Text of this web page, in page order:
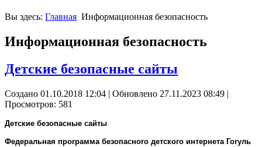
Вы здесь: Главная Информационная безопасность
Информационная безопасность
Детские безопасные сайты
Создано 01.10.2018 12:04 | Обновлено 27.11.2023 08:49 |
Просмотров: 581
Детские безопасные сайты
Федеральная программа безопасного детского интернета Гогуль